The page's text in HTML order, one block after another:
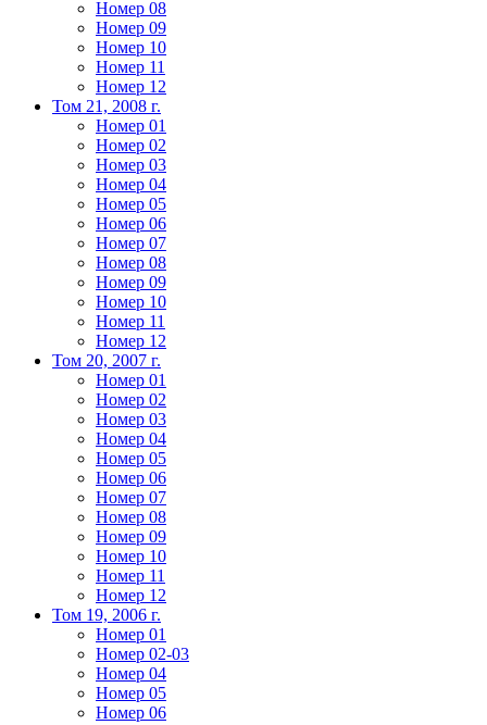
Номер 08
Номер 09
Номер 10
Номер 11
Номер 12
Том 21, 2008 г.
Номер 01
Номер 02
Номер 03
Номер 04
Номер 05
Номер 06
Номер 07
Номер 08
Номер 09
Номер 10
Номер 11
Номер 12
Том 20, 2007 г.
Номер 01
Номер 02
Номер 03
Номер 04
Номер 05
Номер 06
Номер 07
Номер 08
Номер 09
Номер 10
Номер 11
Номер 12
Том 19, 2006 г.
Номер 01
Номер 02-03
Номер 04
Номер 05
Номер 06